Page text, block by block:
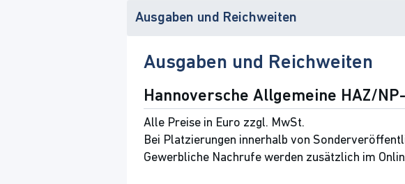
Ausgaben und Reichweiten
Ausgaben und Reichweiten
Hannoversche Allgemeine HAZ/
Alle Preise in Euro zzgl. MwSt.
Bei Platzierungen innerhalb von
Gewerbliche Nachrufe werden zusätzlich im